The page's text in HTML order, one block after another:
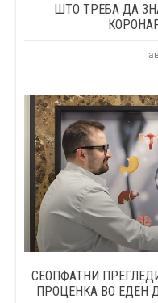
ШТО ТРЕБА ДА
СЕОПФАТНИ
ПРОЦЕНКА ВО ЕДЕН